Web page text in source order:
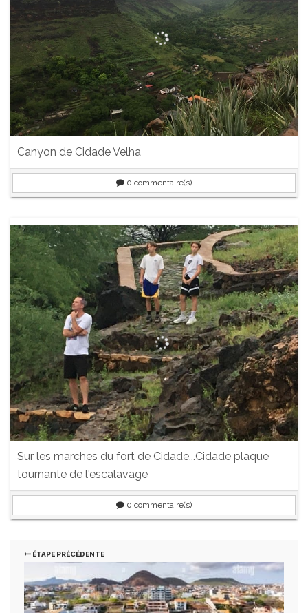
Canyon de Cidade Velha
0 commentaire(s)
Sur les marches du fort de Cidade...Cidade plaque
tournante de l'escalavage
0 commentaire(s)
ÉTAPE PRÉCÉDENTE